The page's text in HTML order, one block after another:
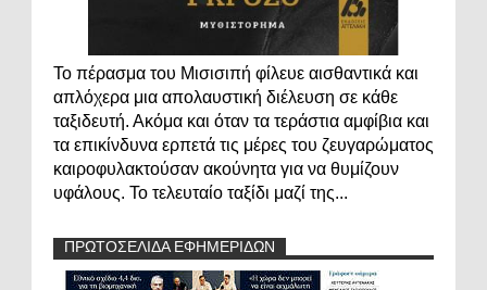
Το πέρασμα του Μισισιπή φίλευε αισθαντικά και
απλόχερα μια απολαυστική διέλευση σε κάθε
ταξιδευτή. Ακόμα και όταν τα τεράστια αμφίβια και
τα επικίνδυνα ερπετά τις μέρες του ζευγαρώματος
καιροφυλακτούσαν ακούνητα για να θυμίζουν
υφάλους. Το τελευταίο ταξίδι μαζί της...
ΠΡΩΤΟΣΕΛΙΔΑ ΕΦΗΜΕΡΙΔΩΝ